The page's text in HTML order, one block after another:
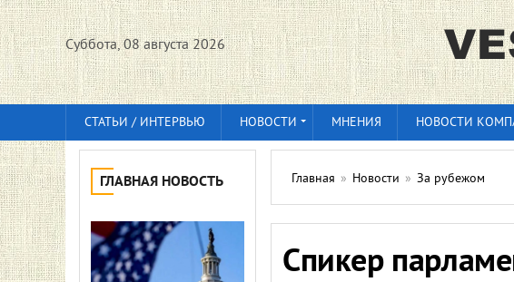
Суббота, 08 августа 2026
СТАТЬИ / ИНТЕРВЬЮ НОВОСТИ МНЕНИЯ НОВОСТИ
ГЛАВНАЯ НОВОСТЬ Главная » Новости » За рубежом
Спикер